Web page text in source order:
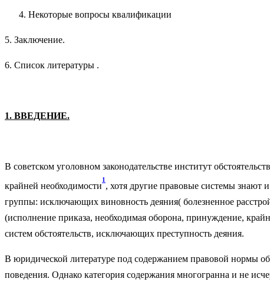
Некоторые вопросы квалификации
5. Заключение.
6. Список литературы .
1. ВВЕДЕНИЕ.
В советском уголовном законодательстве институт
крайней необходимости
1
, хотя другие правовые системы знают
группы: исключающих виновность деяния( болезненное
(исполнение приказа, необходимая оборона, принуждение,
систем обстоятельств, исключающих преступность деяния.
В юридической литературе под содержанием правовой нормы
поведения. Однако категория содержания многогранна и не